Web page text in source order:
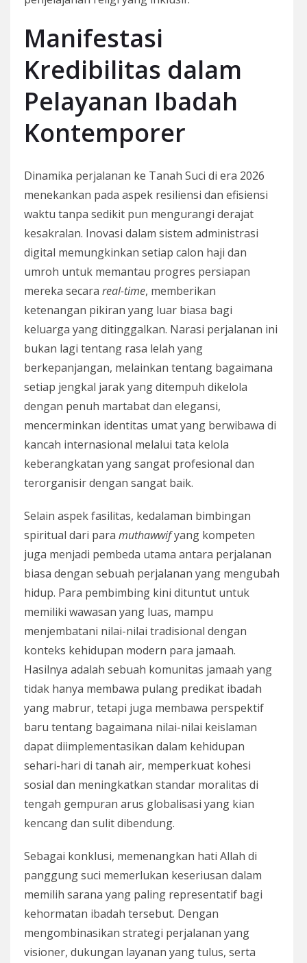
Manifestasi
Kredibilitas dalam
Pelayanan Ibadah
Kontemporer
Dinamika perjalanan ke Tanah Suci di era 2026
menekankan pada aspek resiliensi dan efisiensi
waktu tanpa sedikit pun mengurangi derajat
kesakralan. Inovasi dalam sistem administrasi
digital memungkinkan setiap calon haji dan
umroh untuk memantau progres persiapan
mereka secara real-time, memberikan
ketenangan pikiran yang luar biasa bagi
keluarga yang ditinggalkan. Narasi perjalanan ini
bukan lagi tentang rasa lelah yang
berkepanjangan, melainkan tentang bagaimana
setiap jengkal jarak yang ditempuh dikelola
dengan penuh martabat dan elegansi,
mencerminkan identitas umat yang berwibawa di
kancah internasional melalui tata kelola
keberangkatan yang sangat profesional dan
terorganisir dengan sangat baik.
Selain aspek fasilitas, kedalaman bimbingan
spiritual dari para muthawwifyang kompeten
juga menjadi pembeda utama antara perjalanan
biasa dengan sebuah perjalanan yang mengubah
hidup. Para pembimbing kini dituntut untuk
memiliki wawasan yang luas, mampu
menjembatani nilai-nilai tradisional dengan
konteks kehidupan modern para jamaah.
Hasilnya adalah sebuah komunitas jamaah yang
tidak hanya membawa pulang predikat ibadah
yang mabrur, tetapi juga membawa perspektif
baru tentang bagaimana nilai-nilai keislaman
dapat diimplementasikan dalam kehidupan
sehari-hari di tanah air, memperkuat kohesi
sosial dan meningkatkan standar moralitas di
tengah gempuran arus globalisasi yang kian
kencang dan sulit dibendung.
Sebagai konklusi, memenangkan hati Allah di
panggung suci memerlukan keseriusan dalam
memilih sarana yang paling representatif bagi
kehormatan ibadah tersebut. Dengan
mengombinasikan strategi perjalanan yang
visioner, dukungan layanan yang tulus, serta